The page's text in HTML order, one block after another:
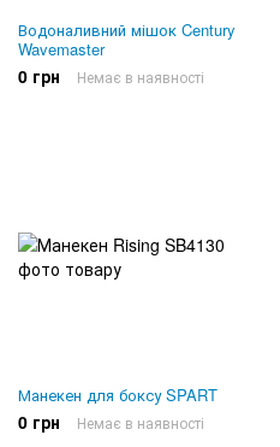
Водоналивний мішок Century
Wavemaster
0 грн Немає в наявності
Манекен для боксу SPART
0 грн Немає в наявності